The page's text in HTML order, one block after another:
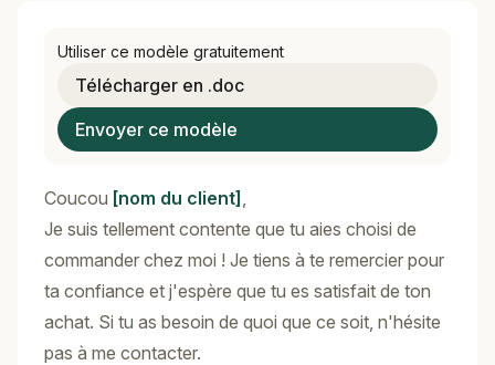
Utiliser ce modèle gratuitement
Télécharger en .doc
Envoyer ce modèle
Coucou [nom du client] ,
Je suis tellement contente que tu aies choisi de
commander chez moi ! Je tiens à te remercier pour
ta confiance et j'espère que tu es satisfait de ton
achat. Si tu as besoin de quoi que ce soit, n'hésite
pas à me contacter.